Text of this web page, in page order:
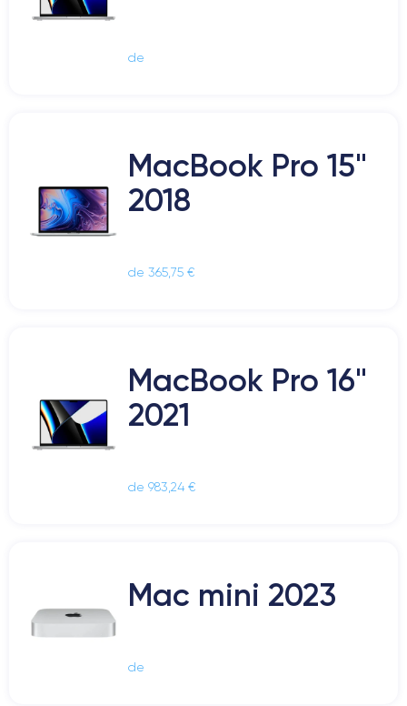
de
MacBook Pro 15"
2018
de 365,75 €
MacBook Pro 16"
2021
de 983,24 €
Mac mini 2023
de